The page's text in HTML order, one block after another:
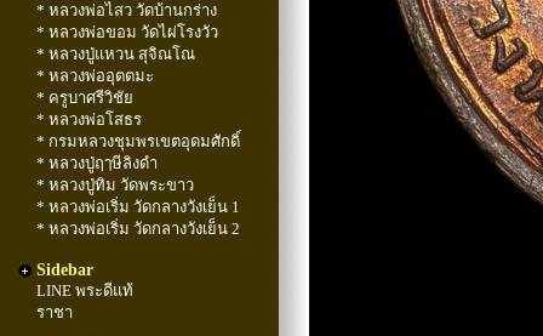
* หลวงพ่อไสว วัดบ้านกร่าง
* หลวงพ่อขอม วัดไผ่โรงวัว
* หลวงปู่แหวน สุจิณโณ
* หลวงพ่ออุตตมะ
* ครูบาศรีวิชัย
* หลวงพ่อโสธร
* กรมหลวงชุมพรเขตอุดมศักดิ์
* หลวงปู่ฤๅษีลิงดำ
* หลวงปู่ทิม วัดพระขาว
* หลวงพ่อเริ่ม วัดกลางวังเย็น 1
* หลวงพ่อเริ่ม วัดกลางวังเย็น 2
Sidebar
LINE พระดีแท้
ราชา